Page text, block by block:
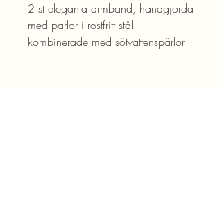
2 st eleganta armband, handgjorda
med pärlor i rostfritt stål
kombinerade med sötvattenspärlor